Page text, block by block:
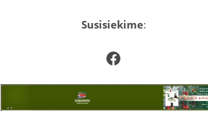
Susisiekime:
Facebook